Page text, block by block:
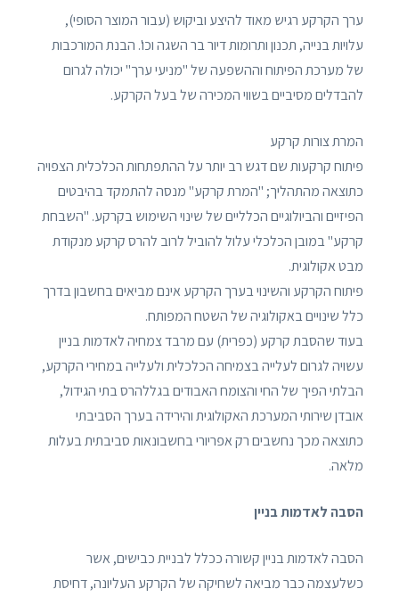
ערך הקרקע רגיש מאוד להיצע וביקוש (עבור המוצר הסופי),
עלויות בנייה, תכנון ותרומות דיור בר השגה וכו'. הבנת המורכבות
של מערכת הפיתוח וההשפעה של "מניעי ערך" יכולה לגרום
להבדלים מסיביים בשווי המכירה של בעל הקרקע.
המרת צורות קרקע
פיתוח קרקעות שם דגש רב יותר על ההתפתחות הכלכלית הצפויה
כתוצאה מהתהליך; "המרת קרקע" מנסה להתמקד בהיבטים
הפיזיים והביולוגיים הכלליים של שינוי השימוש בקרקע. "השבחת
קרקע" במובן הכלכלי עלול להוביל לרוב להרס קרקע מנקודת
מבט אקולוגית.
פיתוח הקרקע והשינוי בערך הקרקע אינם מביאים בחשבון בדרך
כלל שינויים באקולוגיה של השטח המפותח.
בעוד שהסבת קרקע (כפרית) עם מרבד צמחיה לאדמות בניין
עשויה לגרום לעלייה בצמיחה הכלכלית ולעלייה במחירי הקרקע,
הבלתי הפיך של החי והצומח האבודים בגללהרס בתי הגידול,
אובדן שירותי המערכת האקולוגית והירידה בערך הסביבתי
כתוצאה מכך נחשבים רק אפריורי בחשבונאות סביבתית בעלות
מלאה.
הסבה לאדמות בניין
הסבה לאדמות בניין קשורה ככלל לבניית כבישים, אשר
כשלעצמה כבר מביאה לשחיקה של הקרקע העליונה, דחיסת